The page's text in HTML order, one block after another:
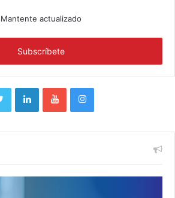
Mantente actualizado